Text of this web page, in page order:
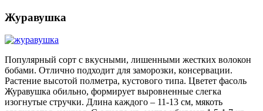
Журавушка
Популярный сорт с вкусными, лишенными жестких волокон
бобами. Отлично подходит для заморозки, консервации.
Растение высотой полметра, кустового типа. Цветет фасоль
Журавушка обильно, формирует выровненные слегка
изогнутые стручки. Длина каждого – 11-13 см, мякоть